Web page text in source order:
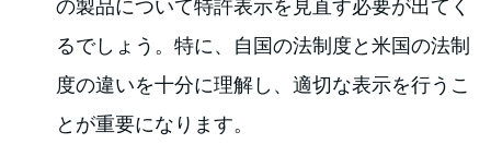
の製品について特許表示を見直す必要が出てく
るでしょう。特に、自国の法制度と米国の法制
度の違いを十分に理解し、適切な表示を行うこ
とが重要になります。